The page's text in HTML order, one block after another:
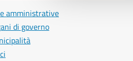
amministrative
di governo